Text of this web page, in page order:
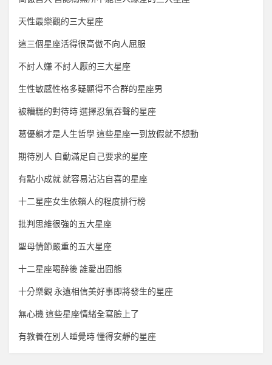
天性最樂觀的三大星座
這三個星座活得很高傲不向人屈服
不討人嫌 不討人厭的三大星座
生性敏感性格多疑顯得不合群的星座男
被糟糕的對待時 選擇忍氣吞聲的星座
葛優躺才是人生哲學 這些星座一到放假就不想動
期待別人 自動滿足自己要求的星座
有點小成就 就容易沾沾自喜的星座
十二星座女生依賴人的程度排行榜
批判思維很強的五大星座
聖母情節嚴重的五大星座
十二星座喝醉後 誰愛出囧態
十分樂觀 永遠相信美好事即將發生的星座
無心機 這些星座情緒全寫臉上了
有教養在別人睡覺時 懂得安靜的星座